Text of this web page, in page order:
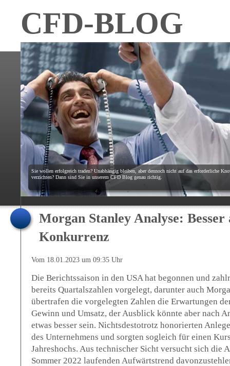
CFD-BLOG
Sie wollen erfolgreich traden? Unabhängig bleiben, aber dennoch nicht auf das erforderliche
verzichten? Dann sind Sie in unserem CFD Blog genau richtig.
Morgan Stanley Analyse: Besser
Konkurrenz
Vom 18.01.2023 um 09:35 Uhr
Die Berichtssaison in den USA hat begonnen und
bereits Quartalszahlen vorgelegt, darunter auch
übertrafen die vorgelegten Zahlen die Erwartungen
Gewinn und Umsatz, der Ausblick könnte aber nach
etwas besser sein. Nichtsdestotrotz honorierten
des Unternehmens und sorgten sogleich für einen
Jahreshochs. Aus technischer Sicht versucht sich die
Sommer 2022 laufenden Aufwärtstrend